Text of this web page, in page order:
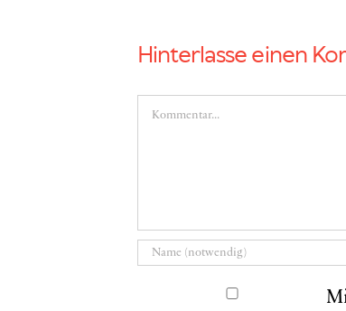
Hinterlasse einen
Kommentar